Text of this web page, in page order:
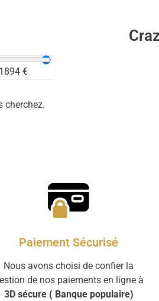
1894 €
cherchez.
Paiement Sécurisé
Nous avons choisi de confier la
de nos paiements en ligne à
3D sécure ( Banque populaire)